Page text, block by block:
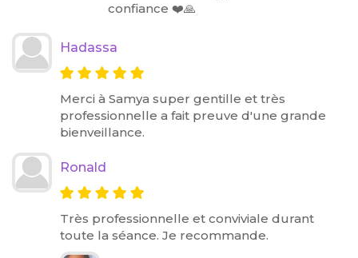
confiance ❤️🙏
Hadassa
Merci à Samya super gentille et très
professionnelle a fait preuve d'une grande
bienveillance.
Ronald
Très professionnelle et conviviale durant
toute la séance. Je recommande.